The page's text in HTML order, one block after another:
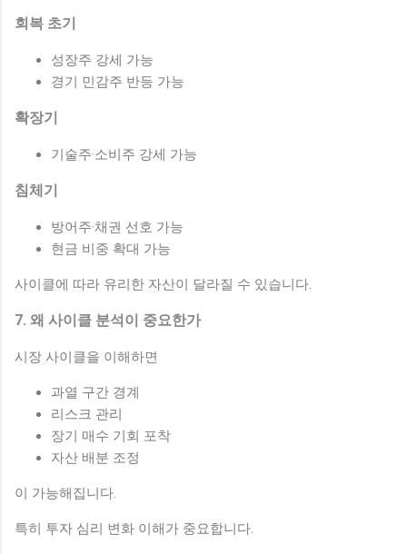
회복 초기
성장주 강세 가능
경기 민감주 반등 가능
확장기
기술주·소비주 강세 가능
침체기
방어주·채권 선호 가능
현금 비중 확대 가능
사이클에 따라 유리한 자산이 달라질 수 있습니다.
7. 왜 사이클 분석이 중요한가
시장 사이클을 이해하면
과열 구간 경계
리스크 관리
장기 매수 기회 포착
자산 배분 조정
이 가능해집니다.
특히 투자 심리 변화 이해가 중요합니다.